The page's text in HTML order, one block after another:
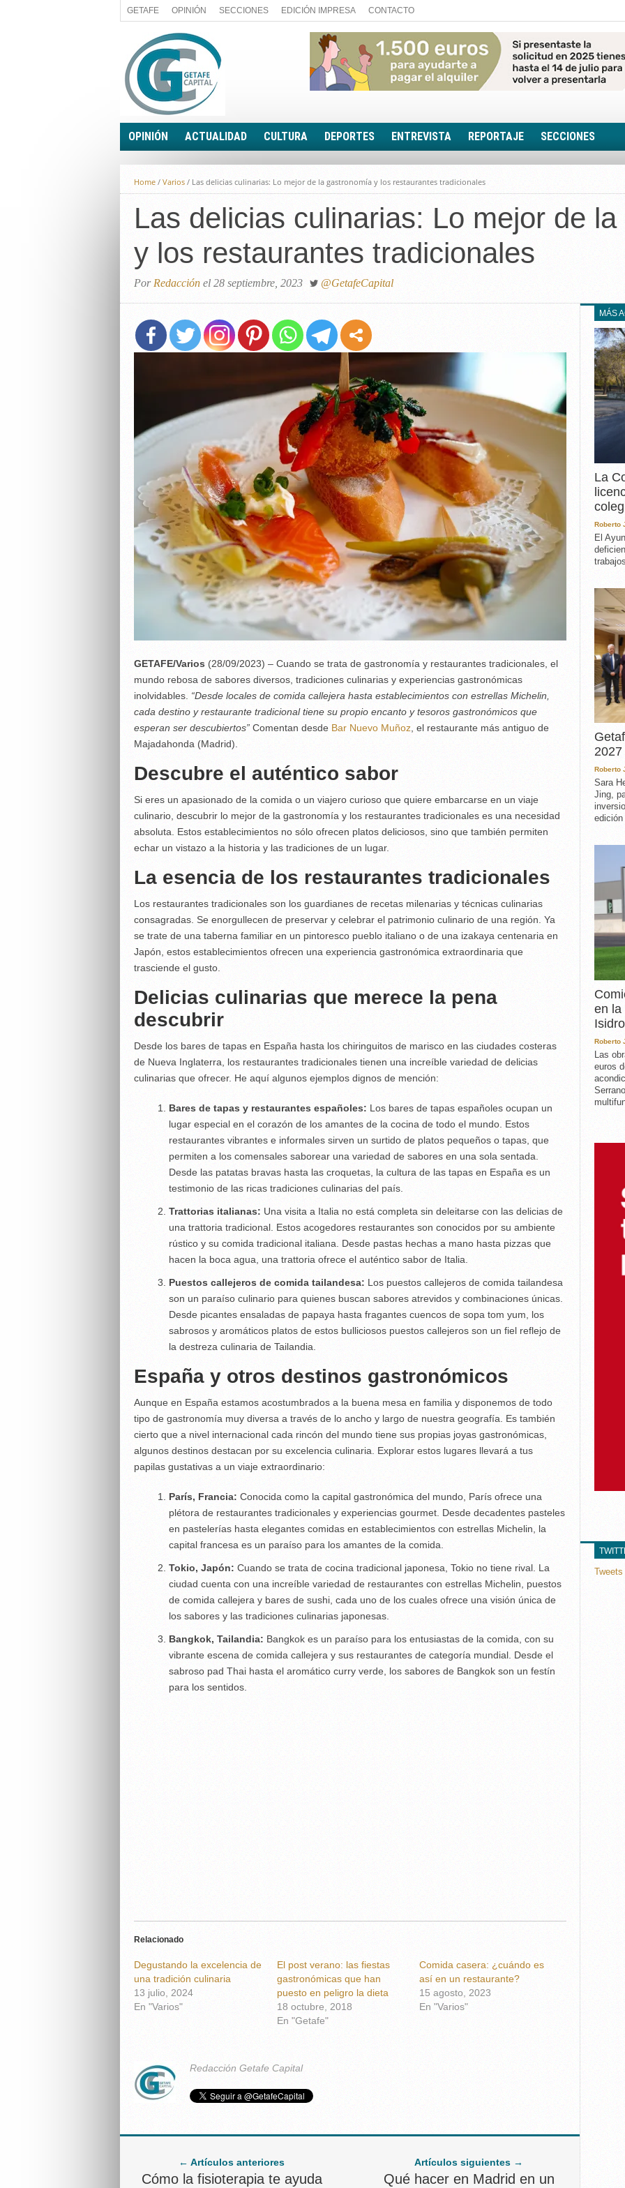
GETAFE OPINIÓN SECCIONES EDICIÓN IMPRESA CONTACTO
OPINIÓN
A FIN DE CUENTAS
PALABRA DE CONCEJAL
LA PIEDRA DE SÍSIFO
EL SACAPUNTAS
TODAS LAS BANDERAS
ROTAS
ACTUALIDAD
POLÍTICA
ECONOMÍA
SOCIEDAD
BREVES
CULTURA DEPORTES ENTREVISTA REPORTAJE SECCIONES
FOTONOTICIA
LOOK TOTAL
RINCÓN
LA VOZ DE LA
EXPERIENCIA
IN MEMORIAM
MEMORIA
UN MINUTO EN EL
MUSEO
VARIOS
Home / Varios / Las delicias culinarias: Lo mejor de la gastronomía y los restaurantes tradicionales
Las delicias culinarias: Lo mejor de
y los restaurantes tradicionales
Por Redacción el 28 septiembre, 2023 @GetafeCapital
GETAFE/Varios (28/09/2023) – Cuando se trata de gastronomía y restaurantes tradicionales, el
mundo rebosa de sabores diversos, tradiciones culinarias y experiencias gastronómicas
inolvidables. “Desde locales de comida callejera hasta establecimientos con estrellas Michelin,
cada destino y restaurante tradicional tiene su propio encanto y tesoros gastronómicos que
esperan ser descubiertos” Comentan desde Bar Nuevo Muñoz , el restaurante más antiguo de
Majadahonda (Madrid).
Descubre el auténtico sabor
Si eres un apasionado de la comida o un viajero curioso que quiere embarcarse en un viaje
culinario, descubrir lo mejor de la gastronomía y los restaurantes tradicionales es una necesidad
absoluta. Estos establecimientos no sólo ofrecen platos deliciosos, sino que también permiten
echar un vistazo a la historia y las tradiciones de un lugar.
La esencia de los restaurantes tradicionales
Los restaurantes tradicionales son los guardianes de recetas milenarias y técnicas culinarias
consagradas. Se enorgullecen de preservar y celebrar el patrimonio culinario de una región. Ya
se trate de una taberna familiar en un pintoresco pueblo italiano o de una izakaya centenaria en
Japón, estos establecimientos ofrecen una experiencia gastronómica extraordinaria que
trasciende el gusto.
Delicias culinarias que merece la pena
descubrir
Desde los bares de tapas en España hasta los chiringuitos de marisco en las ciudades costeras
de Nueva Inglaterra, los restaurantes tradicionales tienen una increíble variedad de delicias
culinarias que ofrecer. He aquí algunos ejemplos dignos de mención:
Bares de tapas y restaurantes españoles: Los bares de tapas españoles ocupan un
lugar especial en el corazón de los amantes de la cocina de todo el mundo. Estos
restaurantes vibrantes e informales sirven un surtido de platos pequeños o tapas, que
permiten a los comensales saborear una variedad de sabores en una sola sentada.
Desde las patatas bravas hasta las croquetas, la cultura de las tapas en España es un
testimonio de las ricas tradiciones culinarias del país.
Trattorias italianas: Una visita a Italia no está completa sin deleitarse con las delicias de
una trattoria tradicional. Estos acogedores restaurantes son conocidos por su ambiente
rústico y su comida tradicional italiana. Desde pastas hechas a mano hasta pizzas que
hacen la boca agua, una trattoria ofrece el auténtico sabor de Italia.
Puestos callejeros de comida tailandesa: Los puestos callejeros de comida tailandesa
son un paraíso culinario para quienes buscan sabores atrevidos y combinaciones únicas.
Desde picantes ensaladas de papaya hasta fragantes cuencos de sopa tom yum, los
sabrosos y aromáticos platos de estos bulliciosos puestos callejeros son un fiel reflejo de
la destreza culinaria de Tailandia.
España y otros destinos gastronómicos
Aunque en España estamos acostumbrados a la buena mesa en familia y disponemos de todo
tipo de gastronomía muy diversa a través de lo ancho y largo de nuestra geografía. Es también
cierto que a nivel internacional cada rincón del mundo tiene sus propias joyas gastronómicas,
algunos destinos destacan por su excelencia culinaria. Explorar estos lugares llevará a tus
papilas gustativas a un viaje extraordinario:
París, Francia: Conocida como la capital gastronómica del mundo, París ofrece una
plétora de restaurantes tradicionales y experiencias gourmet. Desde decadentes pasteles
en pastelerías hasta elegantes comidas en establecimientos con estrellas Michelin, la
capital francesa es un paraíso para los amantes de la comida.
Tokio, Japón: Cuando se trata de cocina tradicional japonesa, Tokio no tiene rival. La
ciudad cuenta con una increíble variedad de restaurantes con estrellas Michelin, puestos
de comida callejera y bares de sushi, cada uno de los cuales ofrece una visión única de
los sabores y las tradiciones culinarias japonesas.
Bangkok, Tailandia: Bangkok es un paraíso para los entusiastas de la comida, con su
vibrante escena de comida callejera y sus restaurantes de categoría mundial. Desde el
sabroso pad Thai hasta el aromático curry verde, los sabores de Bangkok son un festín
para los sentidos.
Relacionado
Degustando la excelencia de
una tradición culinaria
13 julio, 2024
En "Varios"
El post verano: las fiestas
gastronómicas que han
puesto en peligro la dieta
18 octubre, 2018
En "Getafe"
Comida casera: ¿cuándo es
así en un restaurante?
15 agosto, 2023
En "Varios"
Redacción Getafe Capital
← Artículos anteriores
Cómo la fisioterapia te ayuda
Artículos siguientes →
Qué hacer en Madrid en un
MÁS
La
Roberto
El
2027
Roberto
Sara
Jing,
en la
Isidro
Roberto
Las
euros